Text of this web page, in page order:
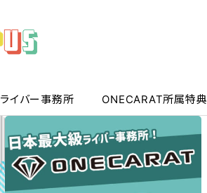
ライバー事務所 ONECARAT所属特典